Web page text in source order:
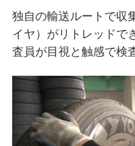
独自の輸送ルートで収
イヤ）がリトレッドで
査員が目視と触感で検